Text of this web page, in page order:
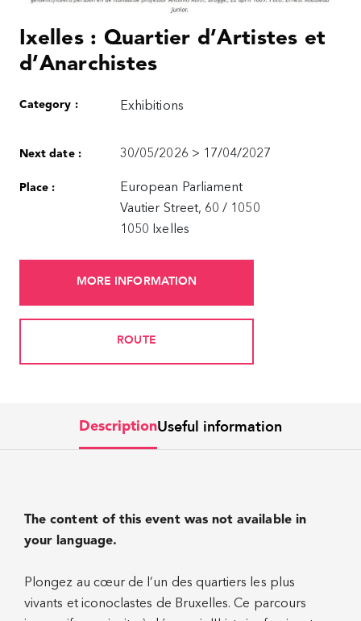
Ixelles : Quartier d’Artistes et
d’Anarchistes
Category : Exhibitions
Next date : 30/05/2026 > 17/04/2027
Place :
European Parliament
Vautier Street, 60 / 1050
1050 Ixelles
MORE INFORMATION
ROUTE
DescriptionUseful information
The content of this event was not available in
your language.
Plongez au cœur de l’un des quartiers les plus
vivants et iconoclastes de Bruxelles. Ce parcours